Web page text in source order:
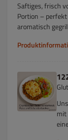
Saftiges, frisch
Portion –
aromatisch
mit